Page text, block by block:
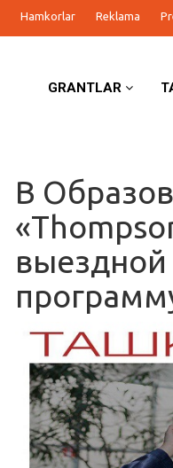
Hamkorlar Reklama
GRANTLAR
В
выездной